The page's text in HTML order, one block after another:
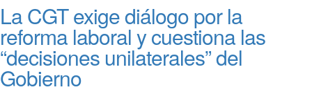
La CGT exige diálogo por la
reforma laboral y cuestiona las
“decisiones unilaterales” del
Gobierno